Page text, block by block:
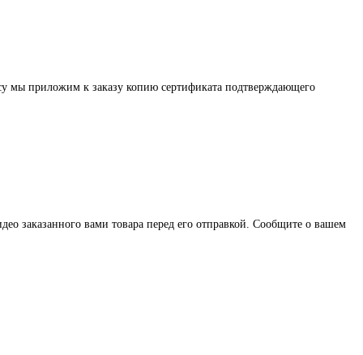
мы приложим к заказу копию сертификата подтверждающего
заказанного вами товара перед его отправкой. Сообщите о вашем